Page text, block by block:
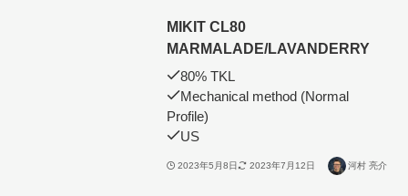
MIKIT CL80
MARMALADE/LAVANDERRY
80% TKL
Mechanical method (Normal
Profile)
US
2023年5月8日 2023年7月12日 河村 亮介